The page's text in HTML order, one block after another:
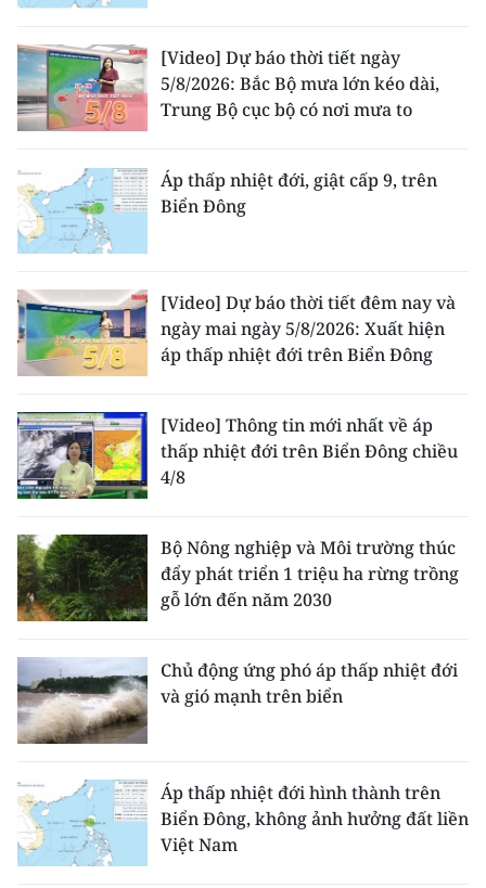
[Video] Dự báo thời tiết ngày
5/8/2026: Bắc Bộ mưa lớn kéo dài,
Trung Bộ cục bộ có nơi mưa to
Áp thấp nhiệt đới, giật cấp 9, trên
Biển Đông
[Video] Dự báo thời tiết đêm nay và
ngày mai ngày 5/8/2026: Xuất hiện
áp thấp nhiệt đới trên Biển Đông
[Video] Thông tin mới nhất về áp
thấp nhiệt đới trên Biển Đông chiều
4/8
Bộ Nông nghiệp và Môi trường thúc
đẩy phát triển 1 triệu ha rừng trồng
gỗ lớn đến năm 2030
Chủ động ứng phó áp thấp nhiệt đới
và gió mạnh trên biển
Áp thấp nhiệt đới hình thành trên
Biển Đông, không ảnh hưởng đất liền
Việt Nam